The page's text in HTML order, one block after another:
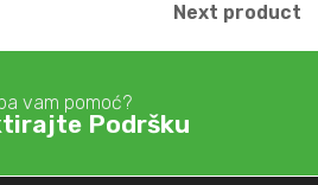
Next product
vam pomoć?
Podršku